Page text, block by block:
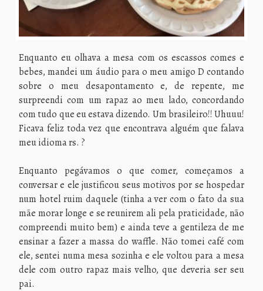
Enquanto eu olhava a mesa com os escassos comes e
bebes, mandei um áudio para o meu amigo D contando
sobre o meu desapontamento e, de repente, me
surpreendi com um rapaz ao meu lado, concordando
com tudo que eu estava dizendo. Um brasileiro!! Uhuuu!
Ficava feliz toda vez que encontrava alguém que falava
meu idioma rs. ?
Enquanto pegávamos o que comer, começamos a
conversar e ele justificou seus motivos por se hospedar
num hotel ruim daquele (tinha a ver com o fato da sua
mãe morar longe e se reunirem ali pela praticidade, não
compreendi muito bem) e ainda teve a gentileza de me
ensinar a fazer a massa do waffle. Não tomei café com
ele, sentei numa mesa sozinha e ele voltou para a mesa
dele com outro rapaz mais velho, que deveria ser seu
pai.